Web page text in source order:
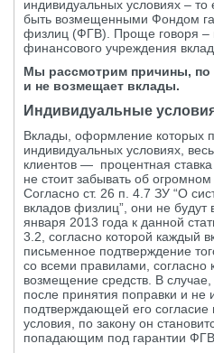
индивидуальных условиях – то
быть возмещенными Фондом
физлиц (ФГВ). Проще говоря –
финансового учреждения
Мы рассмотрим причины,
и не возмещает вклады.
Индивидуальные
Вклады, оформление которых
индивидуальных условиях,
клиентов — процентная
не стоит забывать об огромном
Согласно ст. 26 п. 4.7 ЗУ “О
вкладов физлиц”, они не
января 2013 года к данной
3.2, согласно которой каждый
письменное подтверждение
со всеми правилами, согласно
возмещение средств. В
после принятия поправки и не
подтверждающей его согласие
условия, по закону он
попадающим под гарантии